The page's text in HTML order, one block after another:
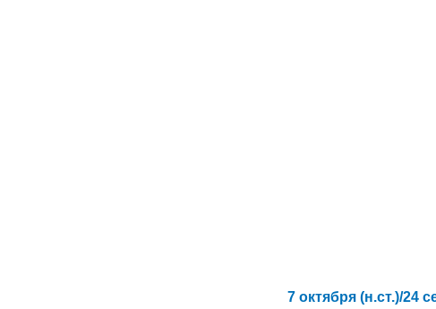
7 октября (н.ст.)/24